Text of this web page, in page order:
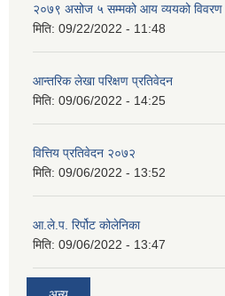
२०७९ असोज ५ सम्मको आय व्ययको विवरण
मिति: 09/22/2022 - 11:48
आन्तरिक लेखा परिक्षण प्रतिवेदन
मिति: 09/06/2022 - 14:25
वित्तिय प्रतिवेदन २०७२
मिति: 09/06/2022 - 13:52
आ.ले.प. रिर्पोट कोलेनिका
मिति: 09/06/2022 - 13:47